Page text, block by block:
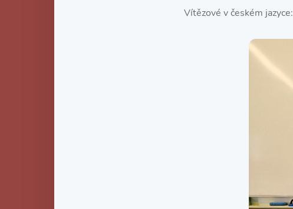
Vítězové v českém jazyce: